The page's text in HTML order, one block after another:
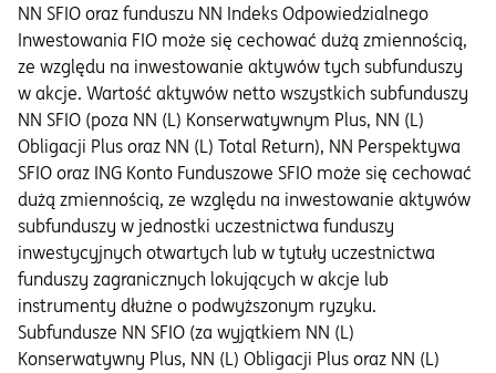
NN SFIO oraz funduszu NN Indeks Odpowiedzialnego
Inwestowania FIO może się cechować dużą zmiennością,
ze względu na inwestowanie aktywów tych subfunduszy
w akcje. Wartość aktywów netto wszystkich subfunduszy
NN SFIO (poza NN (L) Konserwatywnym Plus, NN (L)
Obligacji Plus oraz NN (L) Total Return), NN Perspektywa
SFIO oraz ING Konto Funduszowe SFIO może się cechować
dużą zmiennością, ze względu na inwestowanie aktywów
subfunduszy w jednostki uczestnictwa funduszy
inwestycyjnych otwartych lub w tytuły uczestnictwa
funduszy zagranicznych lokujących w akcje lub
instrumenty dłużne o podwyższonym ryzyku.
Subfundusze NN SFIO (za wyjątkiem NN (L)
Konserwatywny Plus, NN (L) Obligacji Plus oraz NN (L)